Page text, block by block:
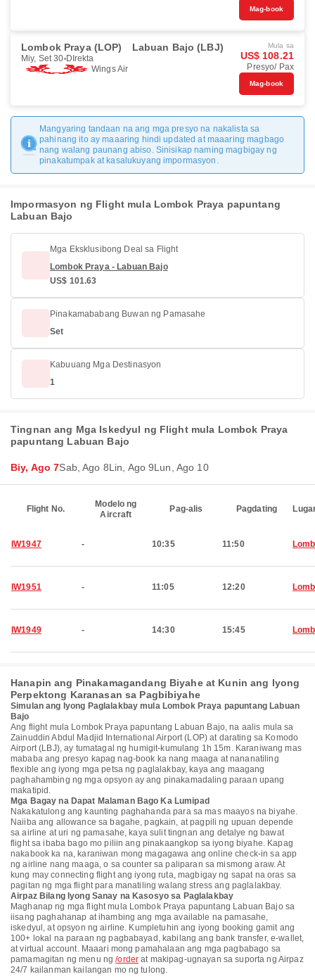
Mag-book
Lombok Praya (LOP) Labuan Bajo (LBJ)
Miy, Set 30 DIrekta
Wings Air
Mula sa
US$ 108.21
Presyo/ Pax
Mag-book
Mangyaring tandaan na ang mga presyo na nakalista sa
pahinang ito ay maaaring hindi updated at maaaring magbago
nang walang paunang abiso. Sinisikap naming magbigay ng
pinakatumpak at kasalukuyang impormasyon.
Impormasyon ng Flight mula Lombok Praya papuntang
Labuan Bajo
Mga Eksklusibong Deal sa Flight
Lombok Praya - Labuan Bajo
US$ 101.63
Pinakamababang Buwan ng Pamasahe
Set
Kabuuang Mga Destinasyon
1
Tingnan ang Mga Iskedyul ng Flight mula Lombok Praya
papuntang Labuan Bajo
Biy, Ago 7Sab, Ago 8Lin, Ago 9Lun, Ago 10
Flight No.
Modelo ng
Aircraft
Pag-alis Pagdating
IW1947 - 10:35 11:50
IW1951 - 11:05 12:20
IW1949 - 14:30 15:45
Hanapin ang Pinakamagandang Biyahe at Kunin ang Iyong
Perpektong Karanasan sa Pagbibiyahe
Simulan ang Iyong Paglalakbay mula Lombok Praya papuntang Labuan
Bajo
Ang flight mula Lombok Praya papuntang Labuan Bajo, na aalis mula sa
Zainuddin Abdul Madjid International Airport (LOP) at darating sa Komodo
Airport (LBJ), ay tumatagal ng humigit-kumulang 1h 15m. Karaniwang mas
mababa ang presyo kapag nag-book ka nang maaga at nananatiling
flexible ang iyong mga petsa ng paglalakbay, kaya ang maagang
paghahambing ng mga opsyon ay ang pinakamadaling paraan upang
makatipid.
Mga Bagay na Dapat Malaman Bago Ka Lumipad
Nakakatulong ang kaunting paghahanda para sa mas maayos na biyahe.
Naiiba ang allowance sa bagahe, pagkain, at pagpili ng upuan depende
sa airline at uri ng pamasahe, kaya sulit tingnan ang detalye ng bawat
flight sa ibaba bago mo piliin ang pinakaangkop sa iyong biyahe. Kapag
nakabook ka na, karaniwan mong magagawa ang online check-in sa app
ng airline nang maaga, o sa counter sa paliparan sa mismong araw. At
kung may connecting flight ang iyong ruta, magbigay ng sapat na oras sa
pagitan ng mga flight para manatiling walang stress ang paglalakbay.
Airpaz Bilang Iyong Sanay na Kasosyo sa Paglalakbay
Maghanap ng mga flight mula Lombok Praya papuntang Labuan Bajo sa
iisang paghahanap at ihambing ang mga available na pamasahe,
iskedyul, at opsyon ng airline. Kumpletuhin ang iyong booking gamit ang
100+ lokal na paraan ng pagbabayad, kabilang ang bank transfer, e-wallet,
at virtual account. Maaari mong pamahalaan ang mga pagbabago sa
pamamagitan ng menu ng/order at makipag-ugnayan sa suporta ng Airpaz
24/7 kailanman kailangan mo ng tulong.